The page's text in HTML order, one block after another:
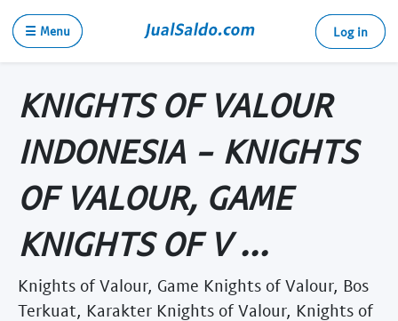
☰ Menu Log in
KNIGHTS OF VALOUR
INDONESIA - KNIGHTS
OF VALOUR, GAME
KNIGHTS OF V ...
Knights of Valour, Game Knights of Valour, Bos
Terkuat, Karakter Knights of Valour, Knights of